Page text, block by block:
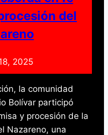
del
2025
la comunidad
Bolívar participó
y procesión de la
Nazareno, una